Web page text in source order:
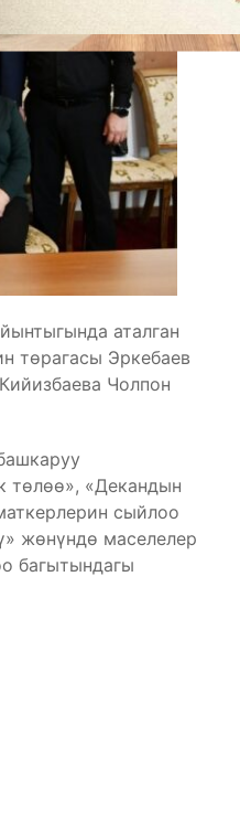
аталган
төрагасы Эркебаев
Чолпон
төлөө», «Декандын
сыйлоо
жөнүндө маселелер
багытындагы